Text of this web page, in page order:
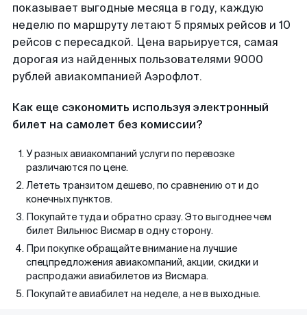
показывает выгодные месяца в году, каждую
неделю по маршруту летают 5 прямых рейсов и 10
рейсов с пересадкой. Цена варьируется, самая
дорогая из найденных пользователями 9000
рублей авиакомпанией Аэрофлот.
Как еще сэкономить используя электронный
билет на самолет без комиссии?
У разных авиакомпаний услуги по перевозке
различаются по цене.
Лететь транзитом дешево, по сравнению от и до
конечных пунктов.
Покупайте туда и обратно сразу. Это выгоднее чем
билет Вильнюс Висмар в одну сторону.
При покупке обращайте внимание на лучшие
спецпредложения авиакомпаний, акции, скидки и
распродажи авиабилетов из Висмара.
Покупайте авиабилет на неделе, а не в выходные.